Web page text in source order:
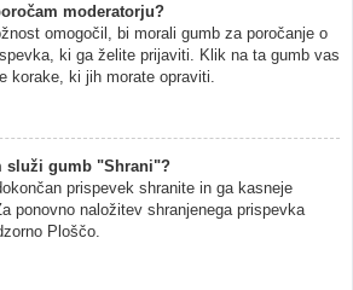
moderatorju?
omogočil, bi morali gumb za poročanje o
ki ga želite prijaviti. Klik na ta gumb vas
korake, ki jih morate opraviti.
služi gumb "Shrani"?
prispevek shranite in ga kasneje
ponovno naložitev shranjenega prispevka
Ploščo.